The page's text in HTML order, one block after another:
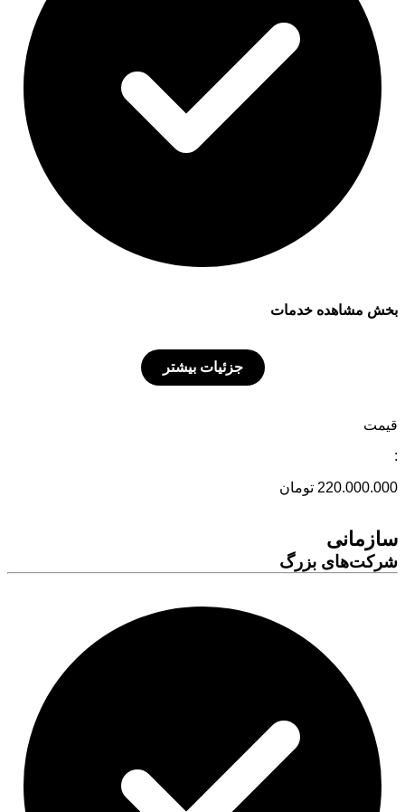
بخش مشاهده خدمات
جزئیات بیشتر
قیمت
:
220.000.000 تومان
سازمانی
شرکت‌های بزرگ